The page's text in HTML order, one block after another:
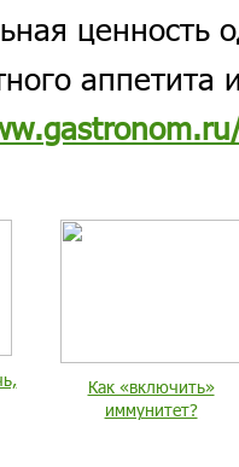
ценность
аппетита
Как «включить»
иммунитет?